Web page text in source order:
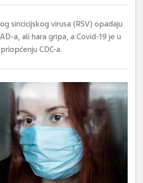
sincicijskog virusa (RSV) opadaju
a, ali hara gripa, a Covid-19 je u
CDC-a.